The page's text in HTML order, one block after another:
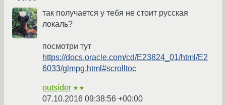
так получается у тебя не стоит русская
локаль?
посмотри тут
https://docs.oracle.com/cd/E23824_01/html/E2
6033/glmpg.html#scrolltoc
outsider ★★
07.10.2016 09:38:56 +00:00